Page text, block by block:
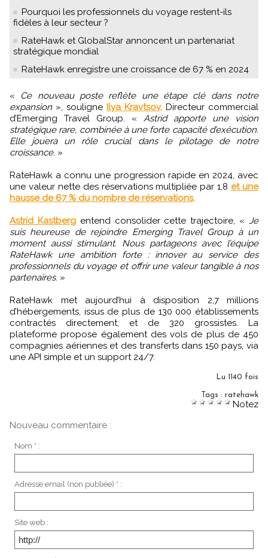
Pourquoi les professionnels du voyage restent-ils
fidèles à leur secteur ?
RateHawk et GlobalStar annoncent un partenariat
stratégique mondial
RateHawk enregistre une croissance de 67 % en 2024
« Ce nouveau poste reflète une étape clé dans notre
expansion », souligne Ilya Kravtsov, Directeur commercial
d’Emerging Travel Group. « Astrid apporte une vision
stratégique rare, combinée à une forte capacité d’exécution.
Elle jouera un rôle crucial dans le pilotage de notre
croissance. »
RateHawk a connu une progression rapide en 2024, avec
une valeur nette des réservations multipliée par 1,8 et une
hausse de 67 % du nombre de réservations.
Astrid Kastbergentend consolider cette trajectoire, «
Je
suis heureuse de rejoindre Emerging Travel Group à un
moment aussi stimulant. Nous partageons avec l’équipe
RateHawk une ambition forte : innover au service des
professionnels du voyage et offrir une valeur tangible à nos
partenaires. »
RateHawk met aujourd’hui à disposition 2,7 millions
d’hébergements, issus de plus de 130 000 établissements
contractés directement, et de 320 grossistes. La
plateforme propose également des vols de plus de 450
compagnies aériennes et des transferts dans 150 pays, via
une API simple et un support 24/7.
Lu 1140 fois
Tags : ratehawk
Notez
Nouveau commentaire :
Nom * :
Adresse email (non publiée) * :
Site web :